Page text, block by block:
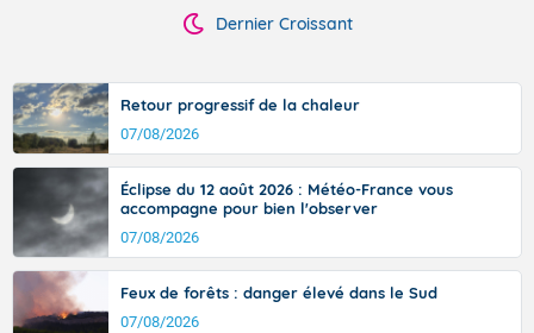
Dernier Croissant
Retour progressif de la chaleur
07/08/2026
Éclipse du 12 août 2026 : Météo-France vous
accompagne pour bien l'observer
07/08/2026
Feux de forêts : danger élevé dans le Sud
07/08/2026